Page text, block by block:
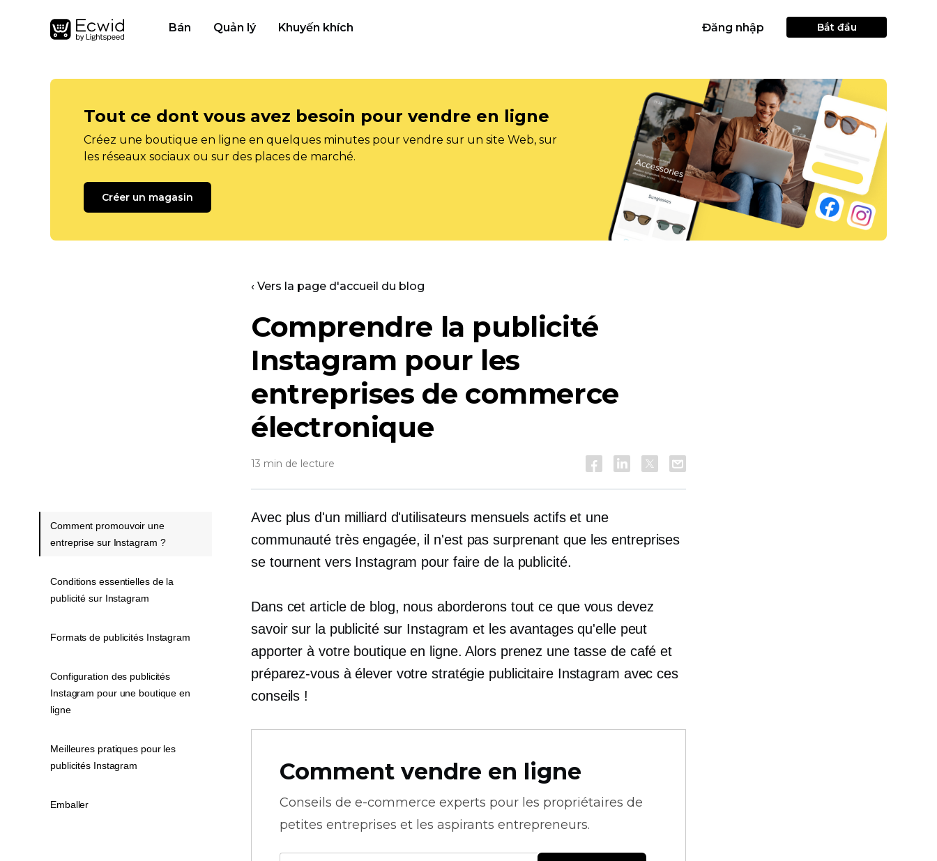
Bán Quản lý Khuyến khích Đăng nhập Bắt đầu
Tout ce dont vous avez besoin pour vendre en ligne
Créez une boutique en ligne en quelques minutes pour vendre sur un site Web, sur
les réseaux sociaux ou sur des places de marché.
Créer un magasin
‹ Vers la page d'accueil du blog
Comprendre la publicité
Instagram pour les
entreprises de commerce
électronique
13 min de lecture
Avec plus d'un milliard d'utilisateurs mensuels actifs et une
communauté très engagée, il n'est pas surprenant que les entreprises
se tournent vers Instagram pour faire de la publicité.
Dans cet article de blog, nous aborderons tout ce que vous devez
savoir sur la publicité sur Instagram et les avantages qu'elle peut
apporter à votre boutique en ligne. Alors prenez une tasse de café et
préparez-vous à élever votre stratégie publicitaire Instagram avec ces
conseils !
Comment vendre en ligne
Conseils de e-commerce experts pour les propriétaires de
petites entreprises et les aspirants entrepreneurs.
Comment promouvoir une
entreprise sur Instagram ?
Conditions essentielles de la
publicité sur Instagram
Formats de publicités Instagram
Configuration des publicités
Instagram pour une boutique en
ligne
Meilleures pratiques pour les
publicités Instagram
Emballer